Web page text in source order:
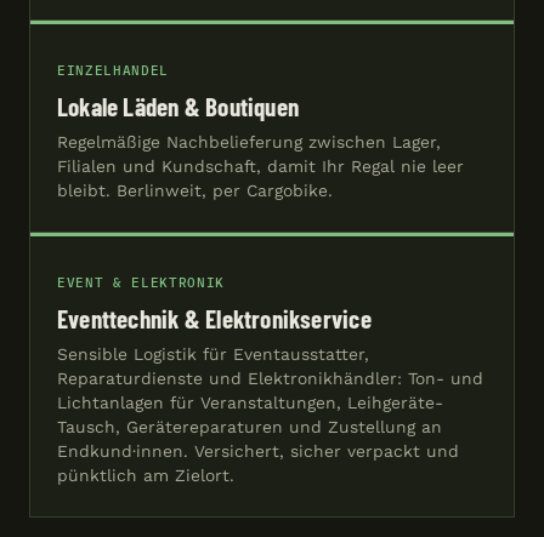
EINZELHANDEL
Lokale Läden & Boutiquen
Regelmäßige Nachbelieferung zwischen Lager,
Filialen und Kundschaft, damit Ihr Regal nie leer
bleibt. Berlinweit, per Cargobike.
EVENT & ELEKTRONIK
Eventtechnik & Elektronikservice
Sensible Logistik für Eventausstatter,
Reparaturdienste und Elektronikhändler: Ton- und
Lichtanlagen für Veranstaltungen, Leihgeräte-
Tausch, Gerätereparaturen und Zustellung an
Endkund·innen. Versichert, sicher verpackt und
pünktlich am Zielort.